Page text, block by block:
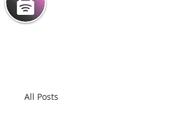
All Posts